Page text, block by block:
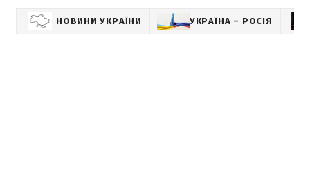
НОВИНИ УКРАЇНИ УКРАЇНА – РОСІЯ